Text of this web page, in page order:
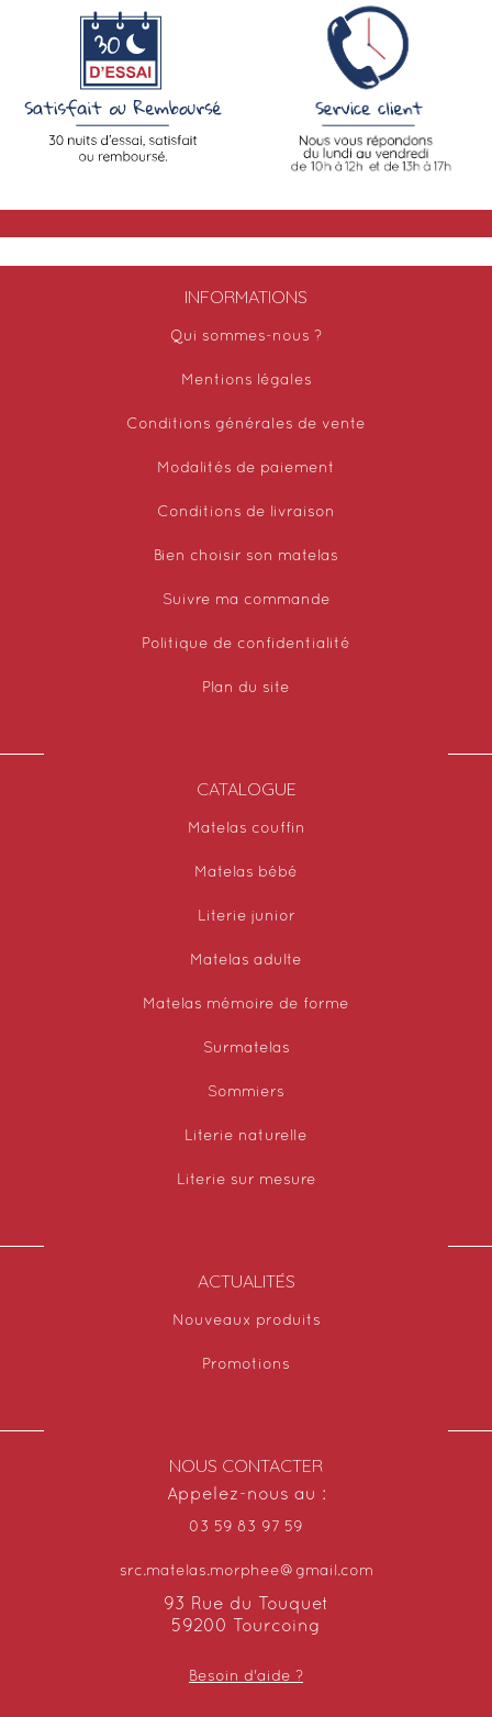
INFORMATIONS
Qui sommes-nous ?
Mentions légales
Conditions générales de vente
Modalités de paiement
Conditions de livraison
Bien choisir son matelas
Suivre ma commande
Politique de confidentialité
Plan du site
CATALOGUE
Matelas couffin
Matelas bébé
Literie junior
Matelas adulte
Matelas mémoire de forme
Surmatelas
Sommiers
Literie naturelle
Literie sur mesure
ACTUALITÉS
Nouveaux produits
Promotions
NOUS CONTACTER
Appelez-nous au :
03 59 83 97 59
src.matelas.morphee@gmail.com
93 Rue du Touquet
59200 Tourcoing
Besoin d'aide ?